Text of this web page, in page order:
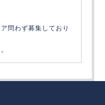
問わず募集しており